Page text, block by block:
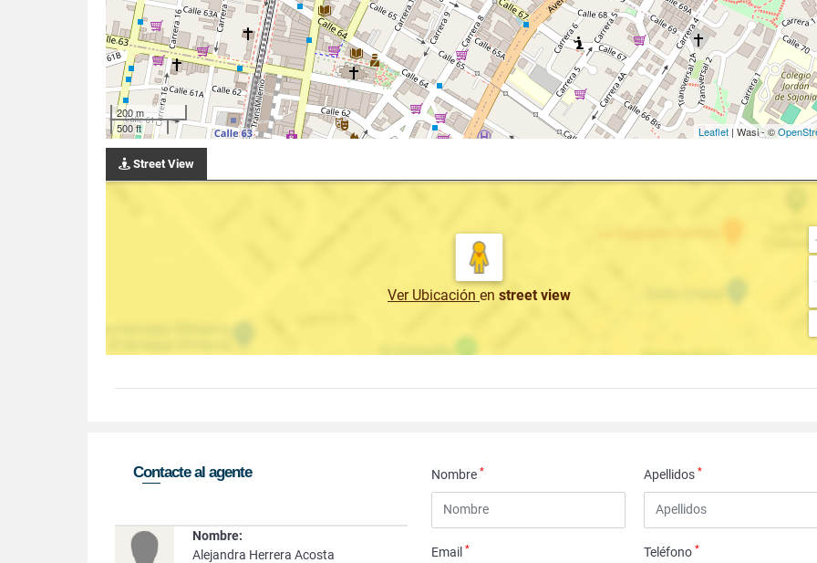
200 m
500 ft
Leaflet | Wasi - ©
Street View
Ver Ubicación en street view
Contacte al agente
Nombre:
Alejandra Herrera Acosta
Nombre* Apellidos*
Email* Teléfono*